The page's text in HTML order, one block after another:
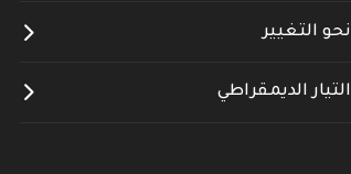
نحو التغيير
التيار الديمقراطي